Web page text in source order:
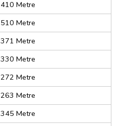
410 Metre
510 Metre
371 Metre
330 Metre
272 Metre
263 Metre
345 Metre